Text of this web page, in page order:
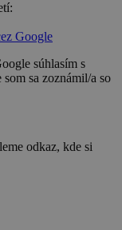
Google
súhlasím s
sa zoznámil/a so
odkaz, kde si